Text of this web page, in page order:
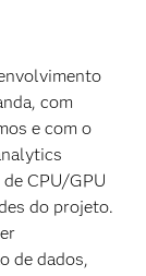
com
e com o
CPU/GPU
do projeto.
de dados,